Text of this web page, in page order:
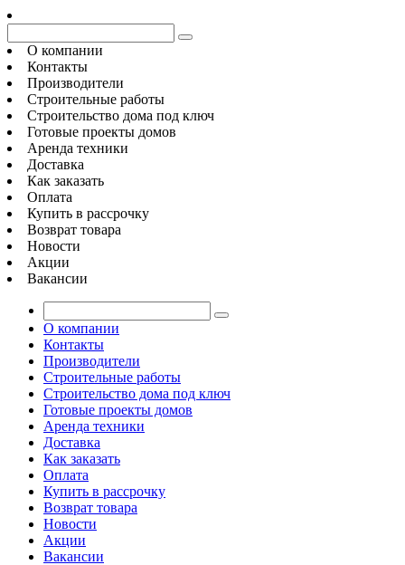
О компании
Контакты
Производители
Строительные работы
Строительство дома под ключ
Готовые проекты домов
Аренда техники
Доставка
Как заказать
Оплата
Купить в рассрочку
Возврат товара
Новости
Акции
Вакансии
О компании
Контакты
Производители
Строительные работы
Строительство дома под ключ
Готовые проекты домов
Аренда техники
Доставка
Как заказать
Оплата
Купить в рассрочку
Возврат товара
Новости
Акции
Вакансии